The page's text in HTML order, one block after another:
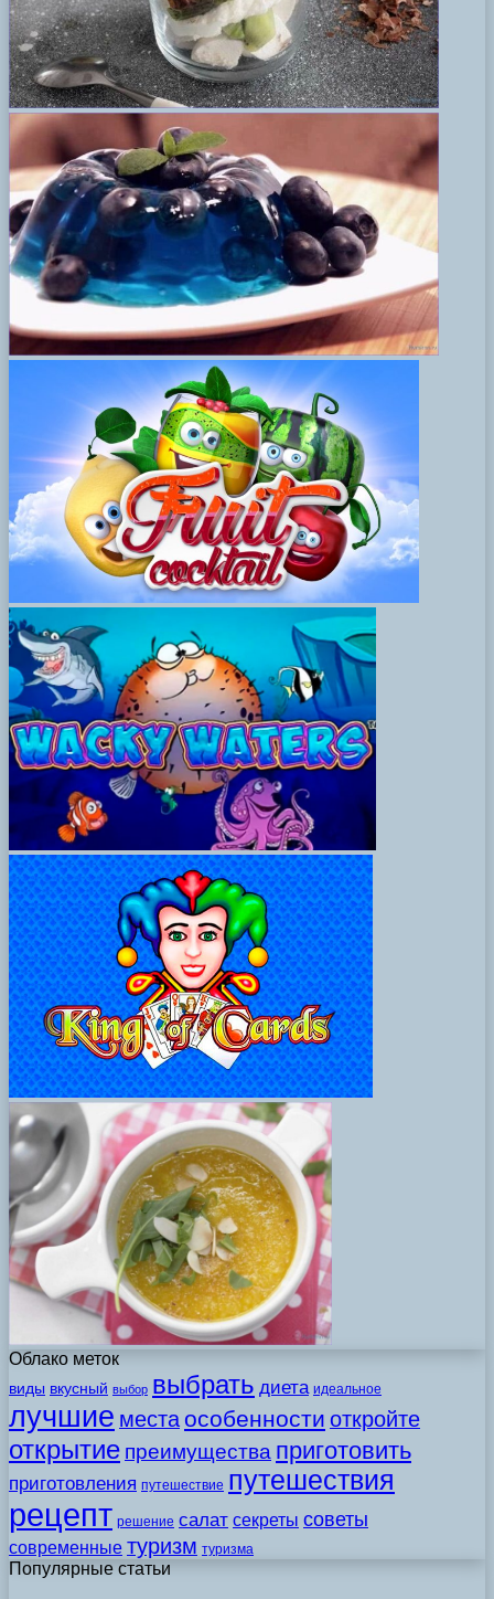
Облако меток
виды вкусный выбор выбрать диета идеальное
лучшие места особенности откройте
открытие преимущества приготовить
приготовления путешествие путешествия
рецепт решение салат секреты советы
современные туризм туризма
Популярные статьи